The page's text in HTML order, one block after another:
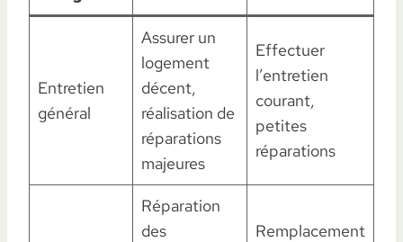
Entretien
général
Assurer un
logement
décent,
réalisation de
réparations
majeures
Effectuer
l’entretien
courant,
petites
réparations
Réparation
des
Remplacement